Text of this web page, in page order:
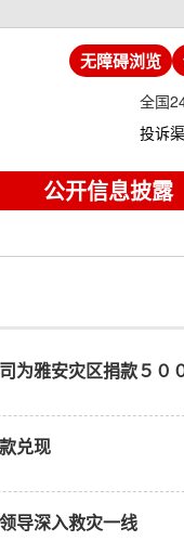
无障碍浏览
全国
投诉
公开信息披露
为雅安灾区捐款５０
兑现
导深入救灾一线